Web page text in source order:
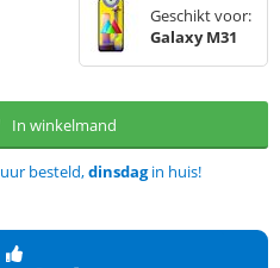
Geschikt voor:
Galaxy M31
In winkelmand
uur besteld,dinsdagin huis!